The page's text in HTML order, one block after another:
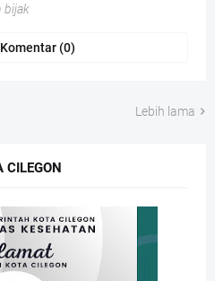
bijak
(0)
Lebih lama
CILEGON